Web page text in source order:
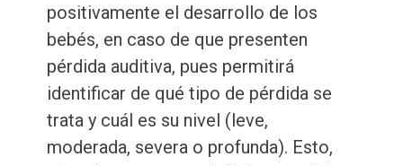
positivamente el desarrollo de los
bebés, en caso de que presenten
pérdida auditiva, pues permitirá
identificar de qué tipo de pérdida se
trata y cuál es su nivel (leve,
moderada, severa o profunda). Esto,